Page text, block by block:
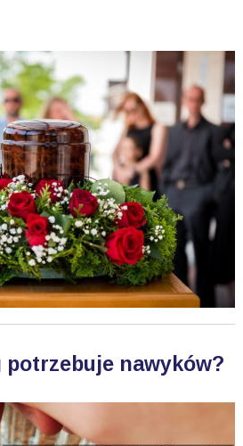
potrzebuje nawyków?